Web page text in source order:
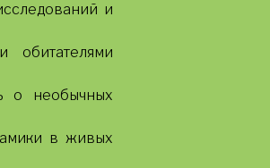
и
обитателями
о необычных
в живых